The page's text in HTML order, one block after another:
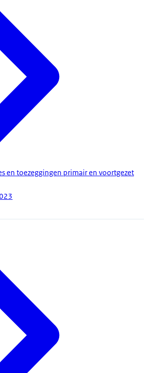
en toezeggingen primair en voortgezet